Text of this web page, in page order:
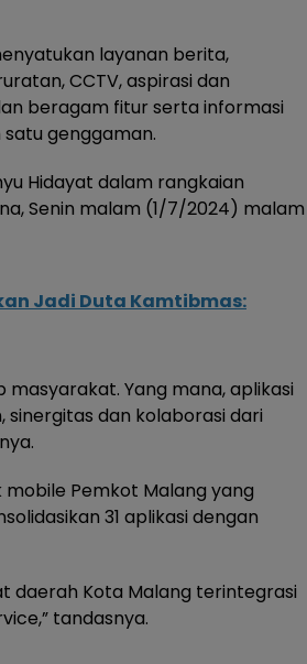
layanan berita,
CCTV, aspirasi dan
beragam fitur serta informasi
genggaman.
Hidayat dalam rangkaian
Senin malam (1/7/2024) malam
Jadi Duta Kamtibmas:
Yang mana, aplikasi
sinergitas dan kolaborasi dari
Pemkot Malang yang
31 aplikasi dengan
daerah Kota Malang terintegrasi
tandasnya.